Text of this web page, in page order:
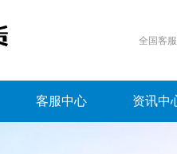
全国客
客服中心 资讯中